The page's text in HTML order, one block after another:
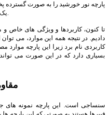
پارچه نور خورشید را به صورت گسترده
یک قسمت خاص از پارچه متمرکز نمی شود.
تا کنون، کاربردها و ویژگی های خاص و
دادیم. در نتیجه همه این موارد، می
کاربردی نام برد زیرا این پارچه موارد
بسیاری دارد که در این صورت می
سنساجی است. این پارچه نمونه